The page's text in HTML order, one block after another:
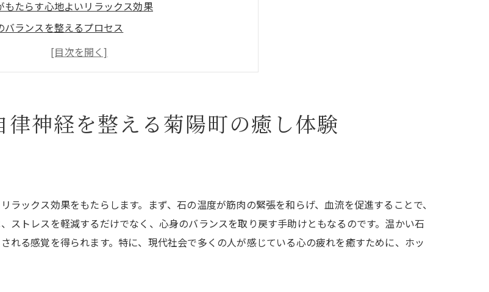
もたらす心地よいリラックス効果
バランスを整えるプロセス
特別な癒しの時間
ーンセラピーの科学的な裏付け
向き合う贅沢なひととき
らげるホットストーンセラピーの魅力
たらす安心感
活力を取り戻す
ライラを解消する方法
ーンで体感する心の平穏
安心の施術
神経を整える菊陽町の癒し体験
ックス効果をもたらします。まず、石の温度が筋肉の緊張を和らげ、血流を促進することで、
ストレスを軽減するだけでなく、心身のバランスを取り戻す手助けともなるのです。温かい石
れる感覚を得られます。特に、現代社会で多くの人が感じている心の疲れを癒すために、ホッ